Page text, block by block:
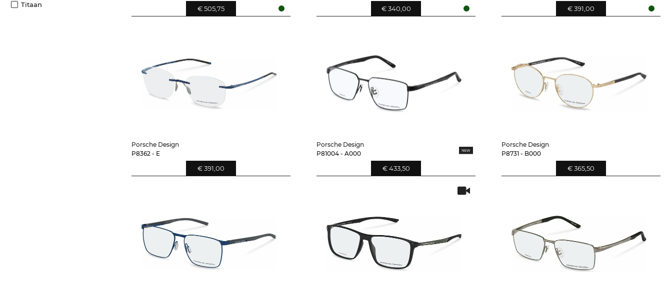
Titaan € 505,75 € 340,00 € 391,00
Porsche Design
P8362 - E
€ 391,00
Porsche Design
P81004 - A000
€ 433,50
Porsche Design
P8731 - B000
€ 365,50